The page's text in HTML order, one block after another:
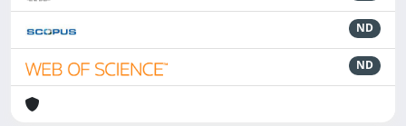
ND
ND